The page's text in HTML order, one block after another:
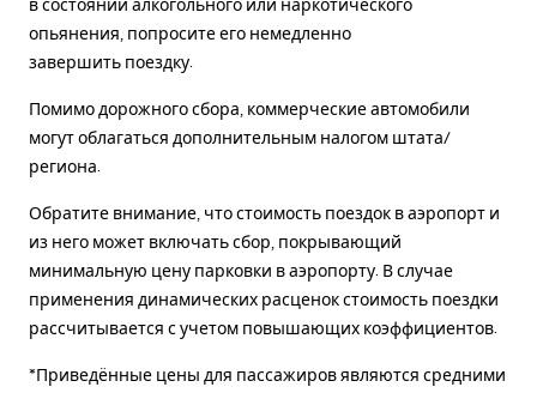
в состоянии алкогольного или наркотического
опьянения, попросите его немедленно
завершить поездку.
Помимо дорожного сбора, коммерческие автомобили
могут облагаться дополнительным налогом штата/
региона.
Обратите внимание, что стоимость поездок в аэропорт и
из него может включать сбор, покрывающий
минимальную цену парковки в аэропорту. В случае
применения динамических расценок стоимость поездки
рассчитывается с учетом повышающих коэффициентов.
*Приведённые цены для пассажиров являются средними